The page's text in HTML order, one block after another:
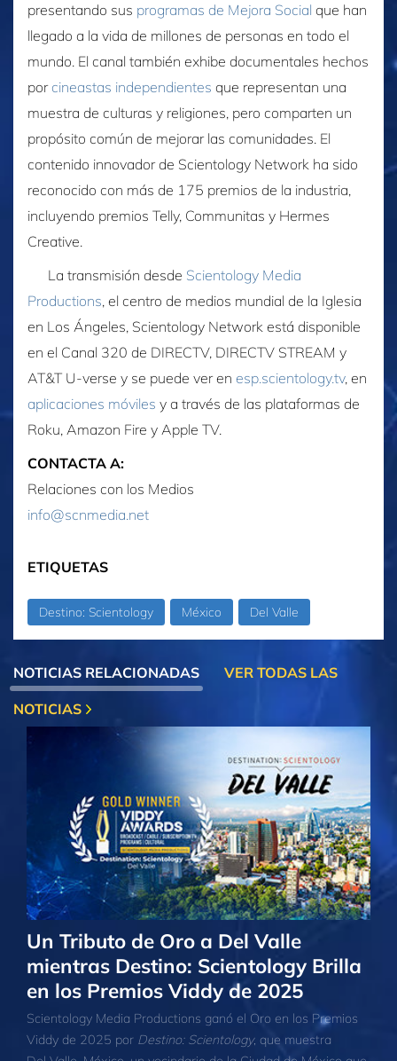
presentando sus programas de Mejora Social que han
llegado a la vida de millones de personas en todo el
mundo. El canal también exhibe documentales hechos
por cineastas independientes que representan una
muestra de culturas y religiones, pero comparten un
propósito común de mejorar las comunidades. El
contenido innovador de Scientology Network ha sido
reconocido con más de 175 premios de la industria,
incluyendo premios Telly, Communitas y Hermes
Creative.
La transmisión desde Scientology Media
Productions, el centro de medios mundial de la Iglesia
en Los Ángeles, Scientology Network está disponible
en el Canal 320 de DIRECTV, DIRECTV STREAM y
AT&T U-verse y se puede ver en esp.scientology.tv, en
aplicaciones móviles y a través de las plataformas de
Roku, Amazon Fire y Apple TV.
CONTACTA A:
Relaciones con los Medios
info@scnmedia.net
ETIQUETAS
Destino: Scientology México Del Valle
NOTICIAS RELACIONADAS VER TODAS LAS
NOTICIAS
Un Tributo de Oro a Del Valle
mientras Destino: Scientology Brilla
en los Premios Viddy de 2025
Scientology Media Productions ganó el Oro en los Premios
Viddy de 2025 por Destino: Scientology, que muestra